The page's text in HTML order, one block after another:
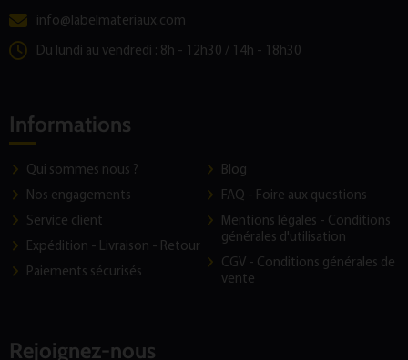
info@labelmateriaux.com
Du lundi au vendredi : 8h - 12h30 / 14h - 18h30
Informations
Qui sommes nous ?
Nos engagements
Service client
Expédition - Livraison - Retour
Paiements sécurisés
Blog
FAQ - Foire aux questions
Mentions légales - Conditions
générales d'utilisation
CGV - Conditions générales de
vente
Rejoignez-nous